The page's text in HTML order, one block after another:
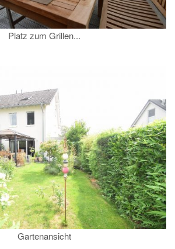
Platz zum Grillen...
Gartenansicht